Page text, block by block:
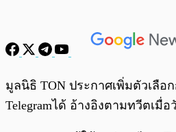
พร้อมเล่น
มูลนิธิ TON ประกาศเพิ่มตัวเลือ
Telegramได้ อ้างอิงตามทวีตเมื่อ